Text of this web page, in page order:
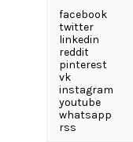
facebook
twitter
linkedin
reddit
pinterest
vk
instagram
youtube
whatsapp
rss